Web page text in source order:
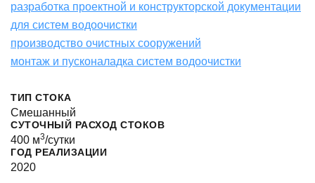
разработка проектной и конструкторской документации
для систем водоочистки
производство очистных сооружений
монтаж и пусконаладка систем водоочистки
ТИП СТОКА
Смешанный
СУТОЧНЫЙ РАСХОД СТОКОВ
400 м3/сутки
ГОД РЕАЛИЗАЦИИ
2020